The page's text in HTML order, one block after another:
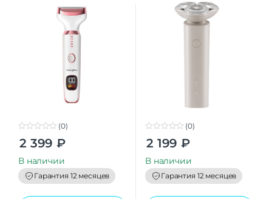
o
t
o
f
5
(0)
2 399 ₽
В наличии
Гарантия 12 месяцев
o
t
o
f
5
(0)
2 199 ₽
В наличии
Гарантия 12 месяцев